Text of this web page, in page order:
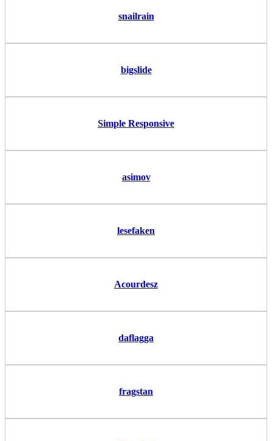
snailrain
bigslide
Simple Responsive
asimov
lesefaken
Acourdesz
daflagga
fragstan